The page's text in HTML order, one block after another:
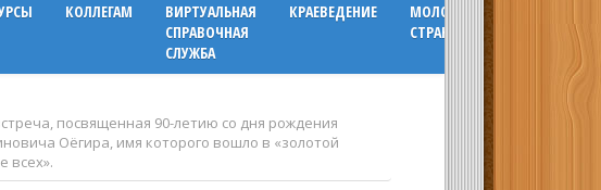
КОЛЛЕГАМ
ВИРТУАЛЬНАЯ
СПРАВОЧНАЯ
СЛУЖБА
КРАЕВЕДЕНИЕ
МОЛОДЕЖНАЯ
СТРАНИЧКА
посвященная 90-летию со дня рождения
Оёгира, имя которого вошло в «золотой
всех».